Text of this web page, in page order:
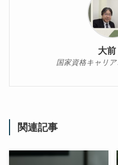
大前
国家資格キャリ
関連記事